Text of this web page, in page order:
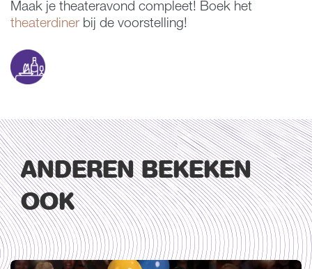
Maak je theateravond compleet! Boek het
theaterdiner bij de voorstelling!
ANDEREN BEKEKEN
OOK
Overslaan